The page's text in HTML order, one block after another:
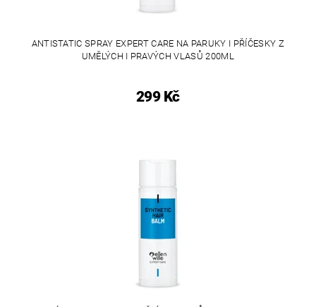
ANTISTATIC SPRAY EXPERT CARE NA PARUKY I PŘÍČESKY Z
UMĚLÝCH I PRAVÝCH VLASŮ 200ML
299 Kč